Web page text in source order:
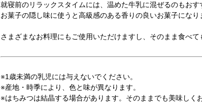
就寝前のリラックスタイムには、温めた牛乳に混ぜるのもおす
お菓子の隠し味に使うと高級感のある香りの良いお菓子になり
さまざまなお料理にもご使用いただけますし、そのまま食べて
※1歳未満の乳児には与えないでください。
※産地・時季により、色と味が異なります。
※はちみつは結晶する場合があります。そのままでも美味し